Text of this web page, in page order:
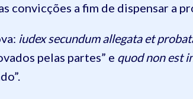
convicções a fim de dispensar a
iudex secundum allegata et
pelas partes” e quod non est